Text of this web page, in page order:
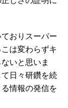
おりスーパー
は変わらずキ
いと思いま
日々研鑽を続
情報の発信を